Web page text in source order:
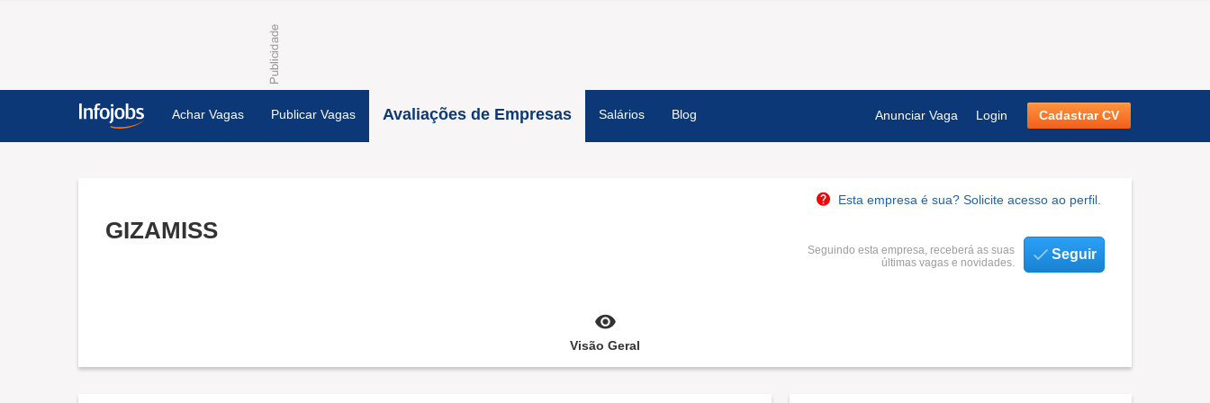
Achar Vagas Publicar Vagas Avaliações de Empresas Salários Blog Anunciar Vaga Login Cadastrar CV
Esta empresa é sua? Solicite acesso ao perfil.
GIZAMISS
Seguindo esta empresa, receberá as suas
últimas vagas e novidades.
Seguir
Visão Geral